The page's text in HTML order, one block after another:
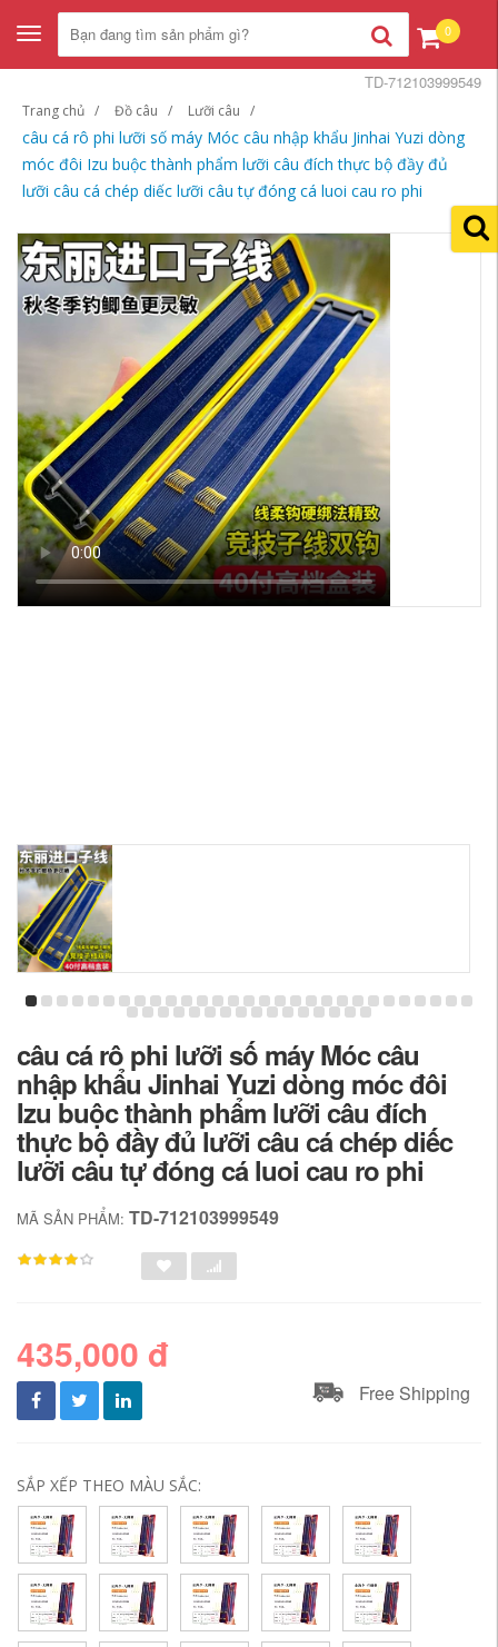
Toggle
navigation
0
Trang chủ Đồ câu Lưỡi câu
câu cá rô phi lưỡi số máy Móc câu nhập khẩu Jinhai Yuzi dòng
móc đôi Izu buộc thành phẩm lưỡi câu đích thực bộ đầy đủ
lưỡi câu cá chép diếc lưỡi câu tự đóng cá luoi cau ro phi
TD-712103999549
câu cá rô phi lưỡi số máy Móc câu
nhập khẩu Jinhai Yuzi dòng móc đôi
Izu buộc thành phẩm lưỡi câu đích
thực bộ đầy đủ lưỡi câu cá chép diếc
lưỡi câu tự đóng cá luoi cau ro phi
MÃ SẢN PHẨM: TD-712103999549
435,000 đ
Free Shipping
SẮP XẾP THEO MÀU SẮC: